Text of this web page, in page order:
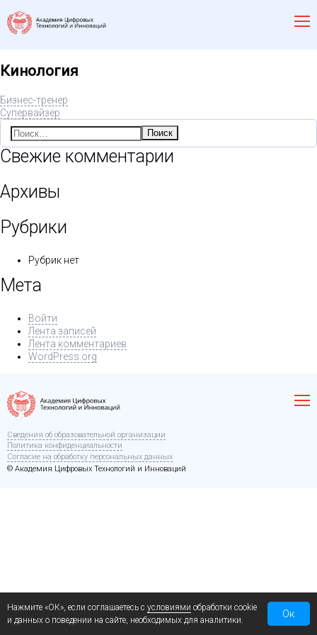
Кинология
Бизнес-тренер
Супервайзер
Найти:
Свежие комментарии
Архивы
Рубрики
Рубрик нет
Мета
Войти
Лента записей
Лента комментариев
WordPress.org
Сведения об образовательной организации
Политика конфиденциальности
Согласие на обработку персональных данных
© Академия Цифровых Технологий и Инноваций
Нажмите «ОК», если соглашаетесь с условиями обработки cookie
и данных о поведении на сайте, необходимых для аналитики.
Ок